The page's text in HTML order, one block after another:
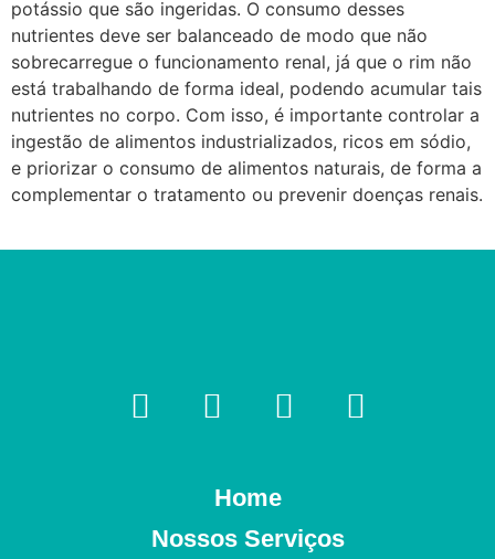
potássio que são ingeridas. O consumo desses
nutrientes deve ser balanceado de modo que não
sobrecarregue o funcionamento renal, já que o rim não
está trabalhando de forma ideal, podendo acumular tais
nutrientes no corpo. Com isso, é importante controlar a
ingestão de alimentos industrializados, ricos em sódio,
e priorizar o consumo de alimentos naturais, de forma a
complementar o tratamento ou prevenir doenças renais.
Home
Nossos Serviços